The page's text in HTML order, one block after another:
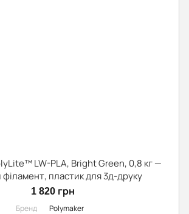
LW-PLA, Bright Green, 0,8 кг —
пластик для 3д-друку
1 820 грн
Бренд
Polymaker